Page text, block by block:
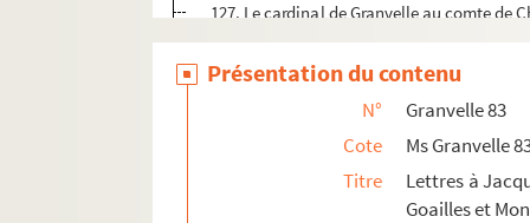
127. Le cardinal de Granvelle au comte de
129. Quarante-huit lettres du cardinal de
224. Le cardinal de La Baume au cardinal
225. Trente-cinq lettres du cardinal de
315. M. de Bellefontaine au cardinal de
317. Le cardinal de Granvelle à M. de
Présentation du contenu
N°
Granvelle 83
Cote
Ms Granvelle
Titre
Lettres à
Goailles et